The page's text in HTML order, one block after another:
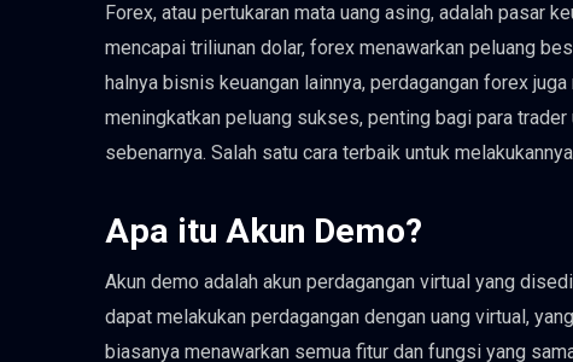
Forex, atau pertukaran mata uang asing, adalah pasar
mencapai triliunan dolar, forex menawarkan peluang
halnya bisnis keuangan lainnya, perdagangan forex
meningkatkan peluang sukses, penting bagi para
sebenarnya. Salah satu cara terbaik untuk
Apa itu Akun Demo?
Akun demo adalah akun perdagangan virtual yang
dapat melakukan perdagangan dengan uang virtual,
biasanya menawarkan semua fitur dan fungsi yang